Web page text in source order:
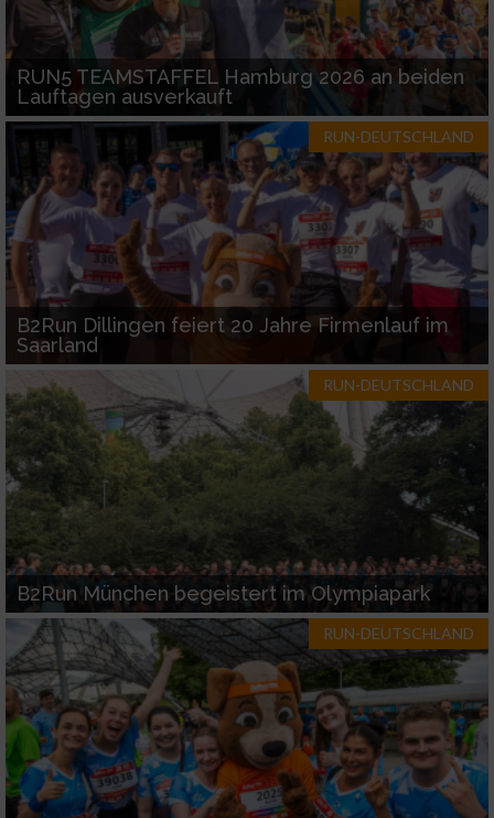
RUN5 TEAMSTAFFEL Hamburg 2026 an beiden
Lauftagen ausverkauft
RUN-DEUTSCHLAND
B2Run Dillingen feiert 20 Jahre Firmenlauf im
Saarland
RUN-DEUTSCHLAND
B2Run München begeistert im Olympiapark
RUN-DEUTSCHLAND